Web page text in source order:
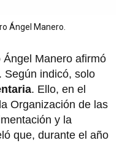
Ángel Manero.
Manero afirmó
. Según indicó, solo
. Ello, en el
Organización de las
y la
que, durante el año